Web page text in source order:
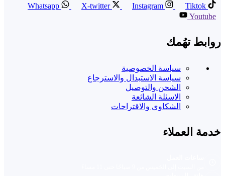
Whatsapp X-twitter Instagram
Tiktok
Youtube
روابط تهُمك
سياسة الخصوصية
سياسة الاستبدال والاسترجاع
الشحن والتوصيل
الاسئلة الشائعة
الشكاوى والاقتراحات
خدمة العملاء